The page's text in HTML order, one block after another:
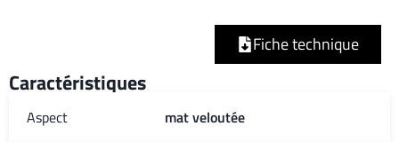
Fiche technique
Caractéristiques
Aspect mat veloutée